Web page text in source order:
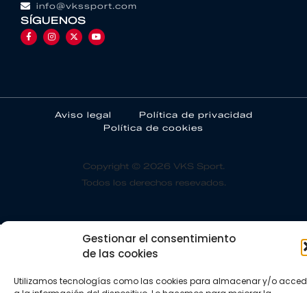
Gestionar el consentimiento
de las cookies
Utilizamos tecnologías como las cookies para almacenar y/o
info@vkssport.com
SÍGUENOS
Aviso legal
Política de privacidad
Política de cookies
Copyright © 2026 VKS Sport.
Todos los derechos resevados.